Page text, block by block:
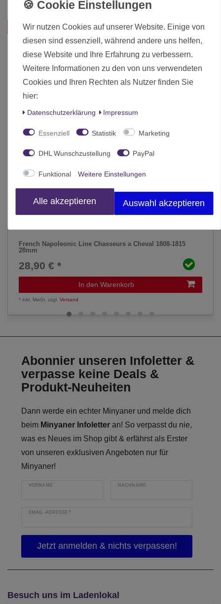
Inhalt 1 Stück
Das passt zu diesem Produkt:
French Napoleonic Line Chasseurs a Cheval 1808-1815
28mm
28,90 € *
In den Warenkorb
*inkl. MwSt. zzgl.Versand
Abonnier unseren Infoletter &
verpasse keine Deals &
Produkt-Neuheiten
Dann werde ein echter Minyaner und melde dich
beim Minyaner Infoletter an! So verpasst du nie,
was es Neues im Shop gibt & erfährst als Erster
von unseren exklusiven Angeboten nur für
Minyaner!
VORNAME NACHNAME
EMAIL-ADRESSE*
Besuch uns im Ladenlokal
Wir nutzen Cookies auf unserer Website. Einige von
diesen sind essenziell, während andere uns helfen,
diese Website und Ihre Erfahrung zu verbessern.
Weitere Informationen zu den von uns verwendeten
Cookies und Ihren Rechten als Nutzer finden Sie
hier:
Daten­schutz­erklärung Impressum
Essenziell Statistik Marketing
DHL Wunschzustellung PayPal
Funktional Weitere Einstellungen
Alle akzeptieren Auswahl akzeptieren